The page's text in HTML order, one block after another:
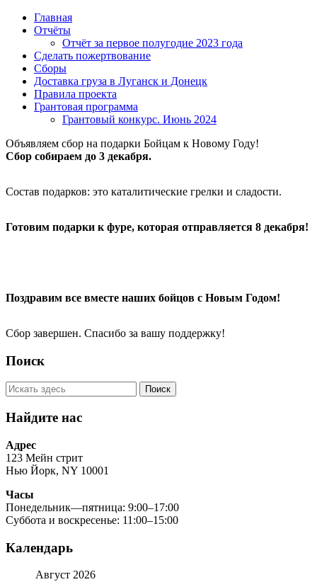
Главная
Отчёты
Отчёт за первое полугодие 2023 года
Сделать пожертвование
Сборы
Доставка груза в Луганск и Донецк
Правила проекта
Грантовая программа
Грантовый конкурс. Июнь 2024
Объявляем сбор на подарки Бойцам к Новому Году!
Сбор собираем до 3 декабря.
Состав подарков: это каталитические грелки и сладости.
Готовим подарки к фуре, которая отправляется 8 декабря!
Поздравим все вместе наших бойцов с Новым Годом!
Сбор завершен. Спасибо за вашу поддержку!
Поиск
Найдите нас
Адрес
123 Мейн стрит
Нью Йорк, NY 10001
Часы
Понедельник—пятница: 9:00–17:00
Суббота и воскресенье: 11:00–15:00
Календарь
Август 2026